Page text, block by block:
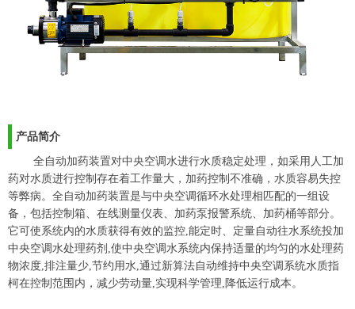
产品简介
全自动加药装置对中央空调水进行水质稳定处理，如采用人工加
药对水质进行控制存在着工作量大，加药控制不准确，水质容易失控
等弊病。全自动加药装置是与中央空调循环水处理相匹配的一组设
备，包括控制箱、在线测量仪表、加药泵报警系统、加药桶等部分。
它可使系统内的水质获得有效的监控,能定时、定量自动往水系统投加
中央空调水处理药剂,使中央空调水系统内保持适量的均匀的水处理药
物浓度,排注量少,节约用水,通过新算法自动维持中央空调系统水质指
柯在控制范围内，减少劳动量,实现科学管理,降低运行成本。